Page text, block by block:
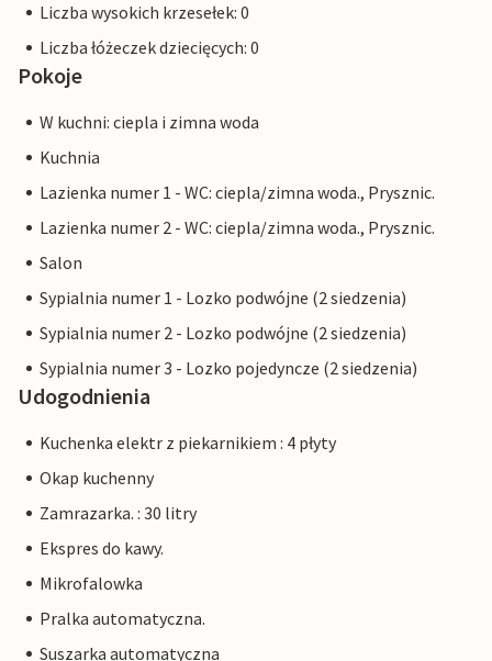
Liczba wysokich krzesełek: 0
Liczba łóżeczek dziecięcych: 0
Pokoje
W kuchni: ciepla i zimna woda
Kuchnia
Lazienka numer 1 - WC: ciepla/zimna woda., Prysznic.
Lazienka numer 2 - WC: ciepla/zimna woda., Prysznic.
Salon
Sypialnia numer 1 - Lozko podwójne (2 siedzenia)
Sypialnia numer 2 - Lozko podwójne (2 siedzenia)
Sypialnia numer 3 - Lozko pojedyncze (2 siedzenia)
Udogodnienia
Kuchenka elektr z piekarnikiem : 4 płyty
Okap kuchenny
Zamrazarka. : 30 litry
Ekspres do kawy.
Mikrofalowka
Pralka automatyczna.
Suszarka automatyczna